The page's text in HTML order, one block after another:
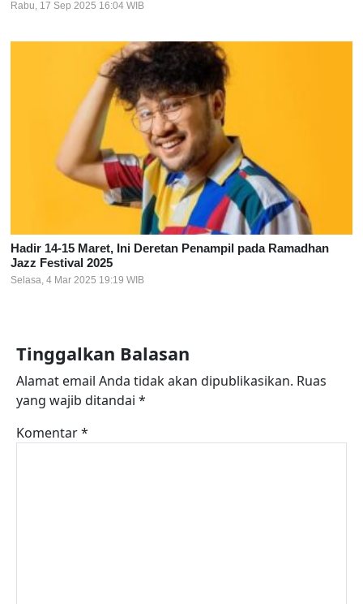
Rabu, 17 Sep 2025 16:04 WIB
Hadir 14-15 Maret, Ini Deretan Penampil pada Ramadhan
Jazz Festival 2025
Selasa, 4 Mar 2025 19:19 WIB
Tinggalkan Balasan
Alamat email Anda tidak akan dipublikasikan. Ruas
yang wajib ditandai *
Komentar*